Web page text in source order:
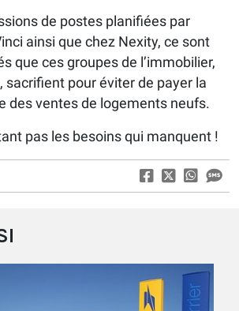
de postes planifiées par
ainsi que chez Nexity, ce sont
que ces groupes de l’immobilier,
sacrifient pour éviter de payer la
des ventes de logements neufs.
pas les besoins qui manquent !